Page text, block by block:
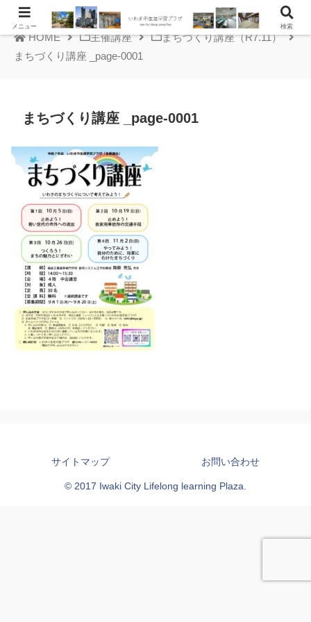
HOME 主催講座
まちづくり講座（R7.11）
まちづくり講座 _page-0001
まちづくり講座 _page-0001
サイトマップ お問い合わせ
© 2017 Iwaki City Lifelong learning Plaza.
メニュー 検索